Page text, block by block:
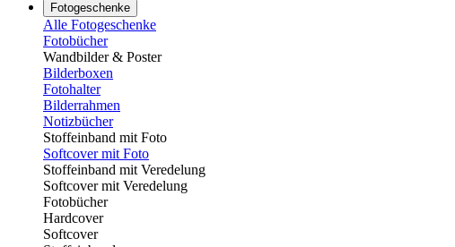
Fotogeschenke
Alle Fotogeschenke
Fotobücher
Wandbilder & Poster
Bilderboxen
Fotohalter
Bilderrahmen
Notizbücher
Stoffeinband mit Foto
Softcover mit Foto
Stoffeinband mit Veredelung
Softcover mit Veredelung
Fotobücher
Hardcover
Softcover